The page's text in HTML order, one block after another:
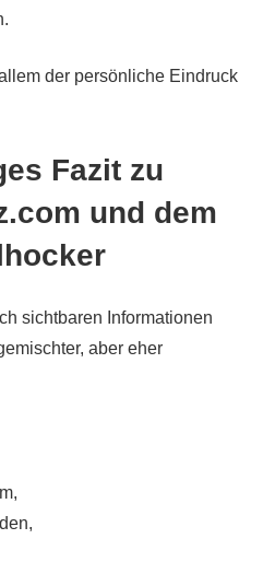
der persönliche Eindruck
Fazit zu
und dem
sichtbaren Informationen
aber eher